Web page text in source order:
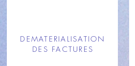
DEMATERIALISATION
DES FACTURES